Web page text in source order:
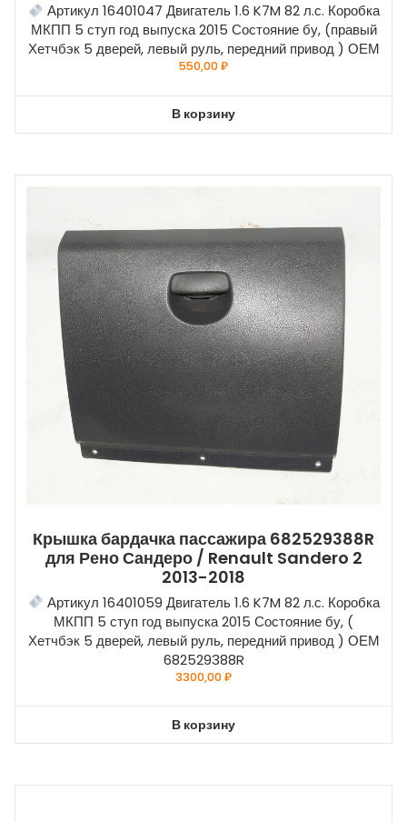
Артикул 16401047 Двигатель 1.6 K7M 82 л.с. Коробка
МКПП 5 ступ год выпуска 2015 Состояние бу, (правый
Хетчбэк 5 дверей, левый руль, передний привод ) ОЕМ
550,00₽
В корзину
Крышка бардачка пассажира 682529388R
для Рено Сандеро / Renault Sandero 2
2013-2018
Артикул 16401059 Двигатель 1.6 K7M 82 л.с. Коробка
МКПП 5 ступ год выпуска 2015 Состояние бу, (
Хетчбэк 5 дверей, левый руль, передний привод ) ОЕМ
682529388R
3300,00₽
В корзину